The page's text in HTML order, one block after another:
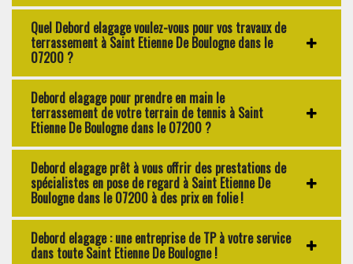
Quel Debord elagage voulez-vous pour vos travaux de
terrassement à Saint Etienne De Boulogne dans le
07200 ?
Debord elagage pour prendre en main le
terrassement de votre terrain de tennis à Saint
Etienne De Boulogne dans le 07200 ?
Debord elagage prêt à vous offrir des prestations de
spécialistes en pose de regard à Saint Etienne De
Boulogne dans le 07200 à des prix en folie !
Debord elagage : une entreprise de TP à votre service
dans toute Saint Etienne De Boulogne !